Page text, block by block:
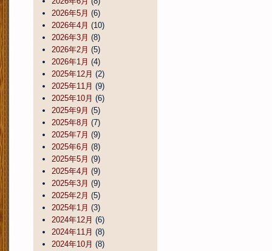
2026年5月 (6)
2026年4月 (10)
2026年3月 (8)
2026年2月 (5)
2026年1月 (4)
2025年12月 (2)
2025年11月 (9)
2025年10月 (6)
2025年9月 (5)
2025年8月 (7)
2025年7月 (9)
2025年6月 (8)
2025年5月 (9)
2025年4月 (9)
2025年3月 (9)
2025年2月 (5)
2025年1月 (3)
2024年12月 (6)
2024年11月 (8)
2024年10月 (8)